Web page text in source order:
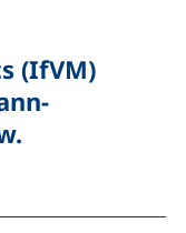
(IfVM)